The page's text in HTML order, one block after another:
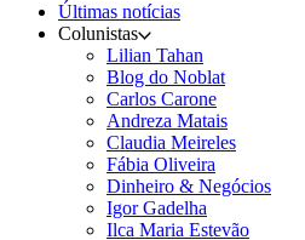
Últimas notícias
Colunistas
Lilian Tahan
Blog do Noblat
Carlos Carone
Andreza Matais
Claudia Meireles
Fábia Oliveira
Dinheiro & Negócios
Igor Gadelha
Ilca Maria Estevão